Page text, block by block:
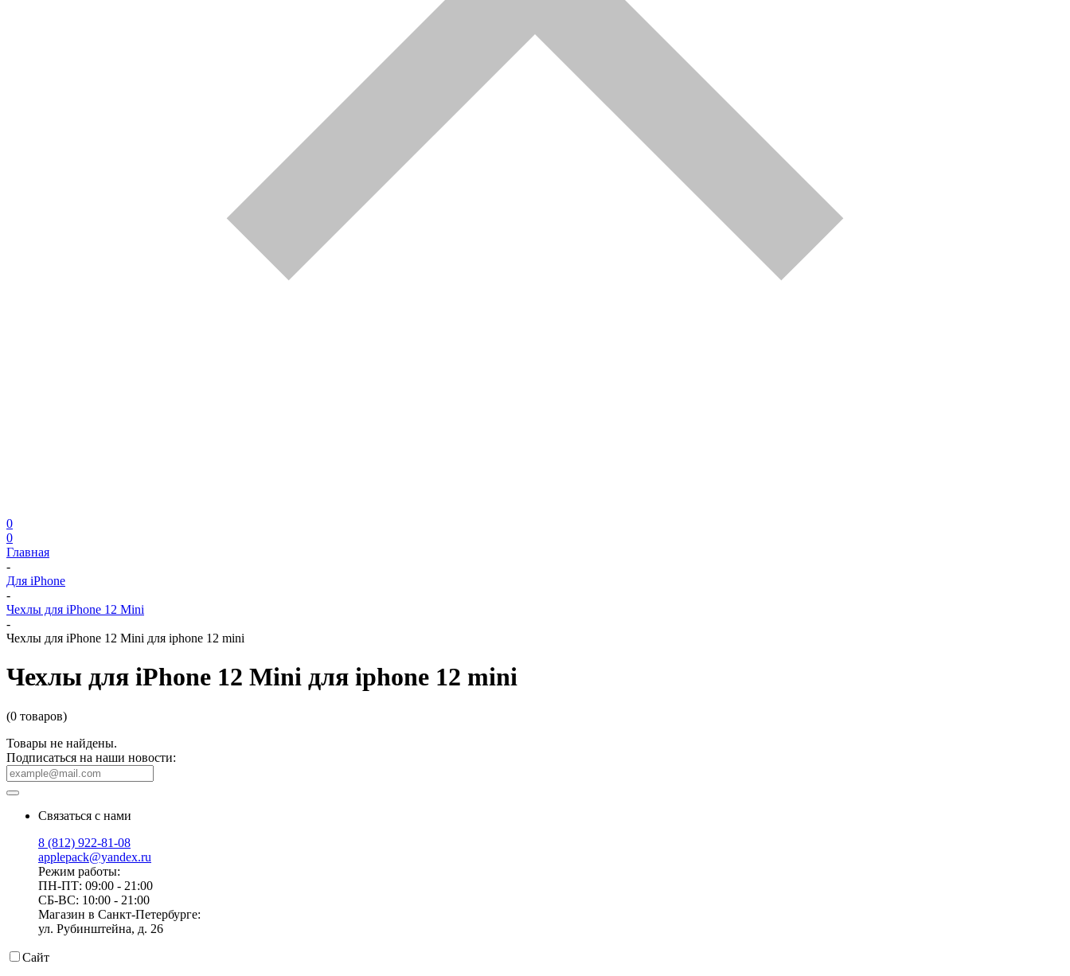
0
0
Главная
-
Для iPhone
-
Чехлы для iPhone 12 Mini
-
Чехлы для iPhone 12 Mini для iphone 12 mini
Чехлы для iPhone 12 Mini для iphone 12 mini
(0 товаров)
Товары не найдены.
Подписаться на наши новости:
Связаться с нами
8 (812) 922-81-08
applepack@yandex.ru
Режим работы:
ПН-ПТ: 09:00 - 21:00
СБ-ВС: 10:00 - 21:00
Магазин в Санкт-Петербурге:
ул. Рубинштейна, д. 26
Сайт